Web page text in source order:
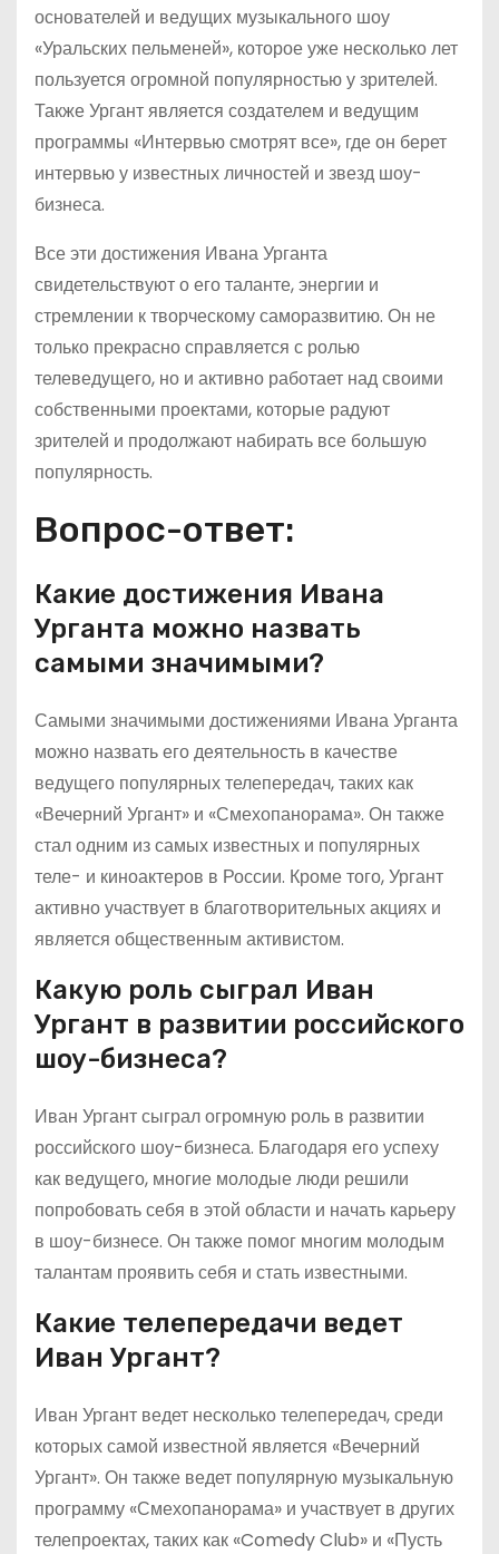
основателей и ведущих музыкального шоу
«Уральских пельменей», которое уже несколько лет
пользуется огромной популярностью у зрителей.
Также Ургант является создателем и ведущим
программы «Интервью смотрят все», где он берет
интервью у известных личностей и звезд шоу-
бизнеса.
Все эти достижения Ивана Урганта
свидетельствуют о его таланте, энергии и
стремлении к творческому саморазвитию. Он не
только прекрасно справляется с ролью
телеведущего, но и активно работает над своими
собственными проектами, которые радуют
зрителей и продолжают набирать все большую
популярность.
Вопрос-ответ:
Какие достижения Ивана
Урганта можно назвать
самыми значимыми?
Самыми значимыми достижениями Ивана Урганта
можно назвать его деятельность в качестве
ведущего популярных телепередач, таких как
«Вечерний Ургант» и «Смехопанорама». Он также
стал одним из самых известных и популярных
теле- и киноактеров в России. Кроме того, Ургант
активно участвует в благотворительных акциях и
является общественным активистом.
Какую роль сыграл Иван
Ургант в развитии российского
шоу-бизнеса?
Иван Ургант сыграл огромную роль в развитии
российского шоу-бизнеса. Благодаря его успеху
как ведущего, многие молодые люди решили
попробовать себя в этой области и начать карьеру
в шоу-бизнесе. Он также помог многим молодым
талантам проявить себя и стать известными.
Какие телепередачи ведет
Иван Ургант?
Иван Ургант ведет несколько телепередач, среди
которых самой известной является «Вечерний
Ургант». Он также ведет популярную музыкальную
программу «Смехопанорама» и участвует в других
телепроектах, таких как «Comedy Club» и «Пусть